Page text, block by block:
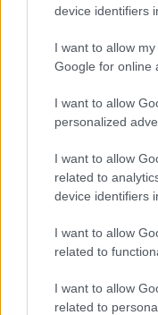
device identifiers
I want to allow
Google for online
I want to allow
personalized
I want to allow
related to
device identifiers
I want to allow
related to
I want to allow
related to
Húsz-harminc
Levelei a hajtás
állnak. A
csík húzódik
viaszpöttyökkel.
Érett tobozai
Bővebben:
http://